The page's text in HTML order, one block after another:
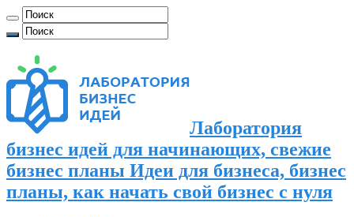
Лаборатория
бизнес идей для начинающих, свежие
бизнес планы Идеи для бизнеса, бизнес
планы, как начать свой бизнес с нуля